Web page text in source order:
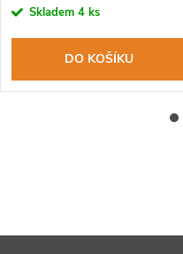
Skladem 4 ks
DO KOŠÍKU